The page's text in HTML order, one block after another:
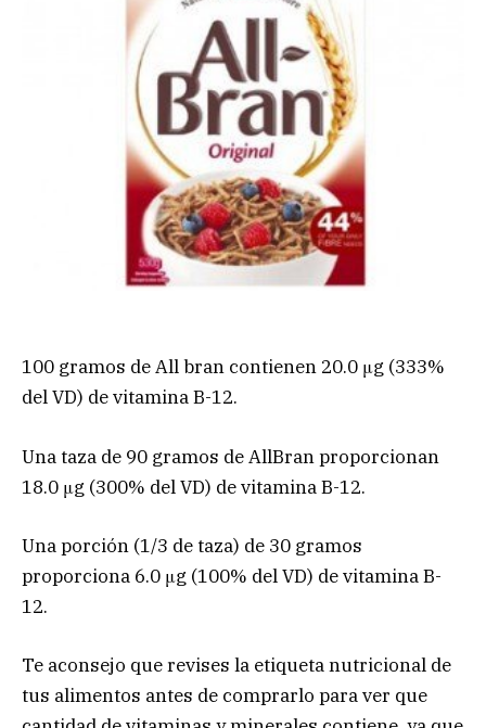
100 gramos de All bran contienen 20.0 μg (333%
del VD) de vitamina B-12.
Una taza de 90 gramos de AllBran proporcionan
18.0 μg (300% del VD) de vitamina B-12.
Una porción (1/3 de taza) de 30 gramos
proporciona 6.0 μg (100% del VD) de vitamina B-
12.
Te aconsejo que revises la etiqueta nutricional de
tus alimentos antes de comprarlo para ver que